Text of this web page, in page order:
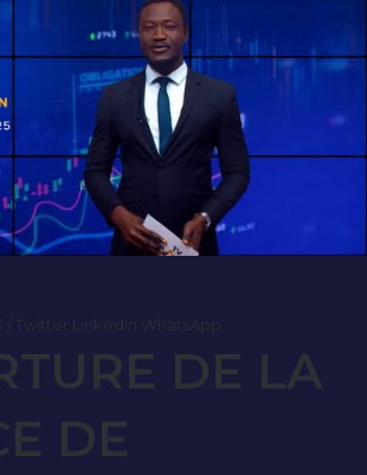
DE LA
DE